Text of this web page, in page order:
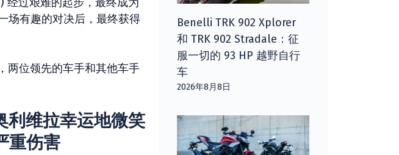
场有趣的对决后，最终获得
两位领先的车手和其他车手
利维拉幸运地微笑
重伤害
Benelli TRK 902 Xplorer
和 TRK 902 Stradale：征
服一切的 93 HP 越野自行
车
2026年8月8日